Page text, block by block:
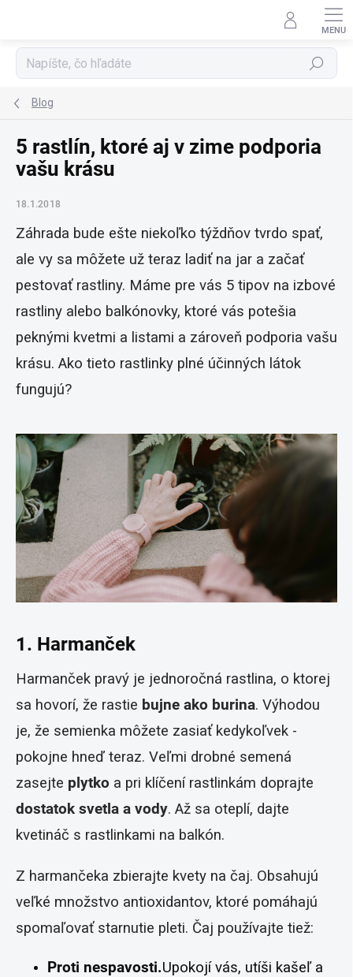
Hľadať
Blog
5 rastlín, ktoré aj v zime podporia
vašu krásu
18.1.2018
Záhrada bude ešte niekoľko týždňov tvrdo spať,
ale vy sa môžete už teraz ladiť na jar a začať
pestovať rastliny. Máme pre vás 5 tipov na izbové
rastliny alebo balkónovky, ktoré vás potešia
peknými kvetmi a listami a zároveň podporia vašu
krásu. Ako tieto rastlinky plné účinných látok
fungujú?
1. Harmanček
Harmanček pravý je jednoročná rastlina, o ktorej
sa hovorí, že rastie bujne ako burina. Výhodou
je, že semienka môžete zasiať kedykoľvek -
pokojne hneď teraz. Veľmi drobné semená
zasejte plytko a pri klíčení rastlinkám doprajte
dostatok svetla a vody. Až sa oteplí, dajte
kvetináč s rastlinkami na balkón.
Z harmančeka zbierajte kvety na čaj. Obsahujú
veľké množstvo antioxidantov, ktoré pomáhajú
spomaľovať starnutie pleti. Čaj používajte tiež:
Proti nespavosti.Upokojí vás, utíši kašeľ a